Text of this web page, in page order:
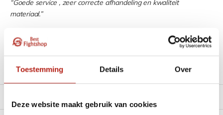
Toestemming Details Over
Deze website maakt gebruik van cookies
“Goede service , zeer correcte afhandeling en kwaliteit
materiaal.”
Beschikbaar in de volgende varianten:
Productomschrijving